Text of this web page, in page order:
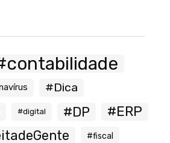
#Dica
#digital #DP #ERP
#fiscal